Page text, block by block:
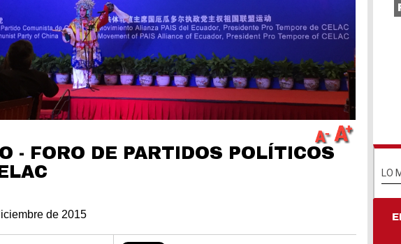
- FORO DE PARTIDOS POLÍTICOS
de 2015
LO